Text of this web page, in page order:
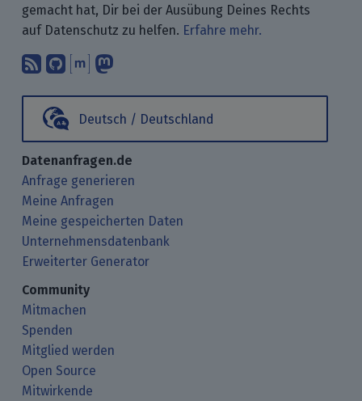
gemacht hat, Dir bei der Ausübung Deines Rechts
auf Datenschutz zu helfen. Erfahre mehr.
Abonniere unsere Blogbeiträge mit
Finde uns bei GitHub.
Unterhalte Dich mit uns über
Deutsch / Deutschland
Datenanfragen.de
Anfrage generieren
Meine Anfragen
Meine gespeicherten Daten
Unternehmensdatenbank
Erweiterter Generator
Community
Mitmachen
Spenden
Mitglied werden
Open Source
Mitwirkende